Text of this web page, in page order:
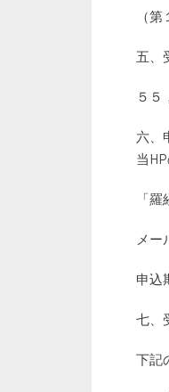
（
五、
５
六、
当
「
メー
申込
七、
下